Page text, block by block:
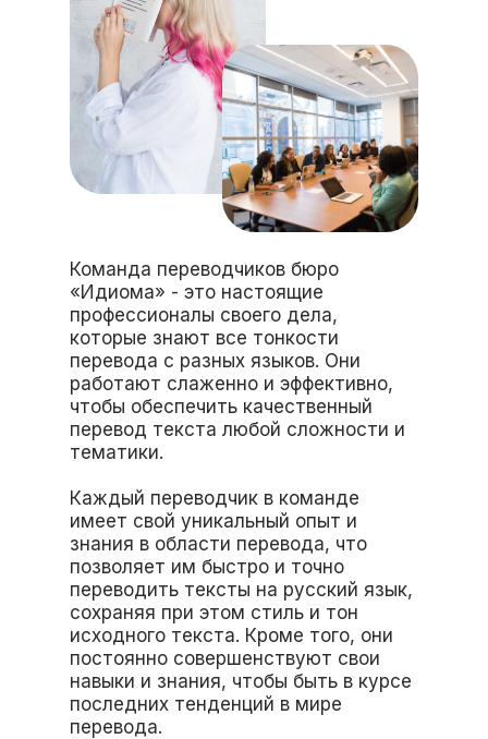
Команда переводчиков бюро
«Идиома» - это настоящие
профессионалы своего дела,
которые знают все тонкости
перевода с разных языков. Они
работают слаженно и эффективно,
чтобы обеспечить качественный
перевод текста любой сложности и
тематики.
Каждый переводчик в команде
имеет свой уникальный опыт и
знания в области перевода, что
позволяет им быстро и точно
переводить тексты на русский язык,
сохраняя при этом стиль и тон
исходного текста. Кроме того, они
постоянно совершенствуют свои
навыки и знания, чтобы быть в курсе
последних тенденций в мире
перевода.